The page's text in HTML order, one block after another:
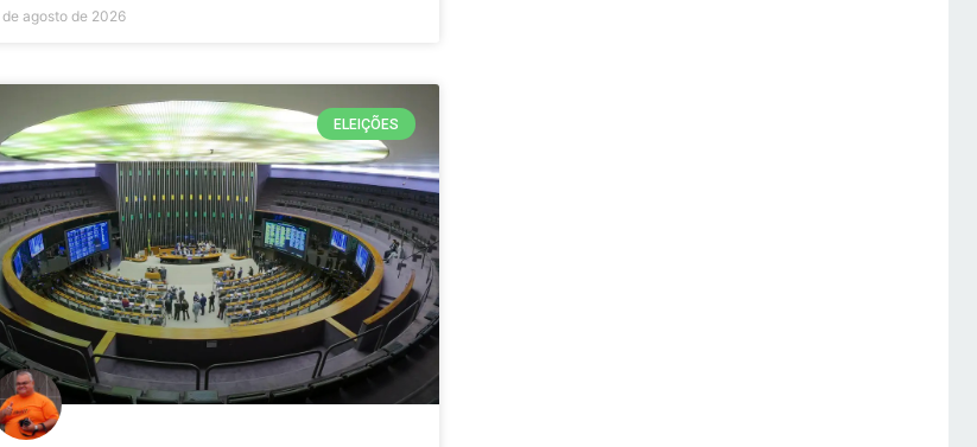
de agosto de 2026
ELEIÇÕES